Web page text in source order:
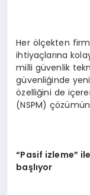
Her ölçekten
ihtiyaçlarına
milli güvenlik
güvenliğinde
özelliğini de
(NSPM)
“Pasif izleme”
başlıyor